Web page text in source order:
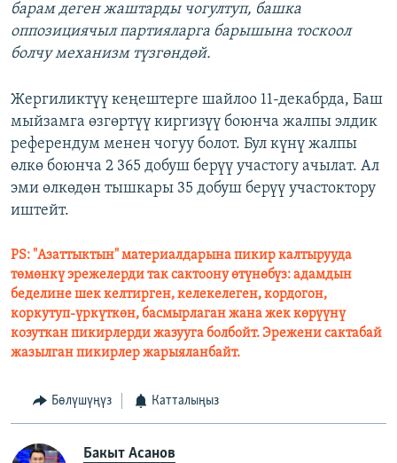
барам деген жаштарды чогултуп, башка
оппозициячыл партияларга барышына тоскоол
болчу механизм түзгөндөй.
Жергиликтүү кеңештерге шайлоо 11-декабрда, Баш
мыйзамга өзгөртүү киргизүү боюнча жалпы элдик
референдум менен чогуу болот. Бул күнү жалпы
өлкө боюнча 2 365 добуш берүү участогу ачылат. Ал
эми өлкөдөн тышкары 35 добуш берүү участоктору
иштейт.
PS: "Азаттыктын" материалдарына пикир калтырууда
төмөнкү эрежелерди так сактоону өтүнөбүз: адамдын
беделине шек келтирген, келекелеген, кордогон,
коркутуп-үркүткөн, басмырлаган жана жек көрүүнү
козуткан пикирлерди жазууга болбойт. Эрежени сактабай
жазылган пикирлер жарыяланбайт.
Бөлүшүңүз Катталыңыз
Бакыт Асанов